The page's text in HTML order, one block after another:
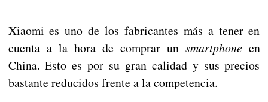
Xiaomi es uno de los fabricantes más a tener en
cuenta a la hora de comprar un smartphone en
China. Esto es por su gran calidad y sus precios
bastante reducidos frente a la competencia.